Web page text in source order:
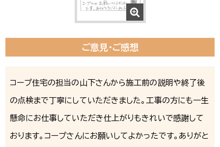
ご意見・ご感想
コープ住宅の担当の山下さんから施工前の説明や終了後
の点検まで丁寧にしていただきました。工事の方にも一生
懸命にお仕事していただき仕上がりもきれいで感謝して
おります。コープさんにお願いしてよかったです。ありがと